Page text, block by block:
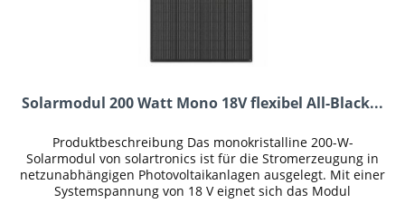
Solarmodul 200 Watt Mono 18V flexibel All-Black...
Produktbeschreibung Das monokristalline 200-W-
Solarmodul von solartronics ist für die Stromerzeugung in
netzunabhängigen Photovoltaikanlagen ausgelegt. Mit einer
Systemspannung von 18 V eignet sich das Modul